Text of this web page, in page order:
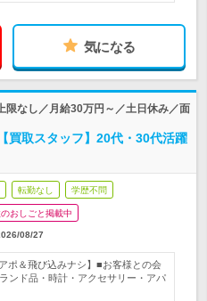
気になる
限なし／月給30万円～／土日休み／面
買取スタッフ】20代・30代活躍
転勤なし 学歴不問
おしごと掲載中
08/27
ポ＆飛び込みナシ】■お客様との会
ンド品・時計・アクセサリー・アパ